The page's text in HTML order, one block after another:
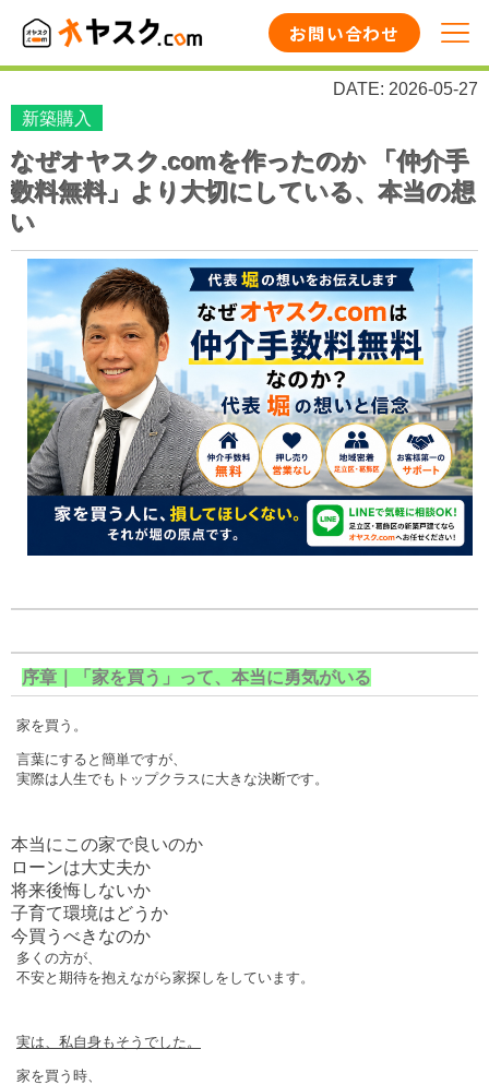
お問い合わせ
DATE: 2026-05-27
新築購入
なぜオヤスク.comを作ったのか 「仲介手
数料無料」より大切にしている、本当の想
い
序章｜「家を買う」って、本当に勇気がいる
家を買う。
言葉にすると簡単ですが、
実際は人生でもトップクラスに大きな決断です。
本当にこの家で良いのか
ローンは大丈夫か
将来後悔しないか
子育て環境はどうか
今買うべきなのか
多くの方が、
不安と期待を抱えながら家探しをしています。
実は、私自身もそうでした。
家を買う時、